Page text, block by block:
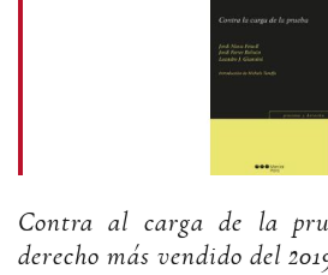
Contra al carga de la
derecho más vendido del